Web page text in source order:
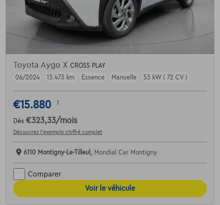
Toyota Aygo X CROSS PLAY
06/2024
13.473 km Essence Manuelle 53 kW ( 72 CV )
€15.880 1
Dès €323,33/mois
Découvrez l’exemple chiffré complet
6110 Montigny-Le-Tilleul, Mondial Car Montigny
Comparer
Voir le véhicule